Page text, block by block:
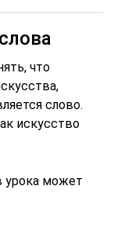
что
слово.
искусство
урока может